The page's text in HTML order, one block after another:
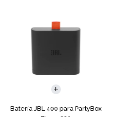
Batería JBL 400 para PartyBox